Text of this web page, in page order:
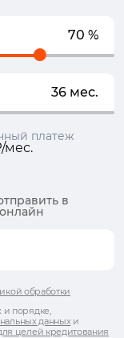
70 %
36 мес.
платеж
мес.
в
обработки
и порядке,
данныхи
целей кредитования